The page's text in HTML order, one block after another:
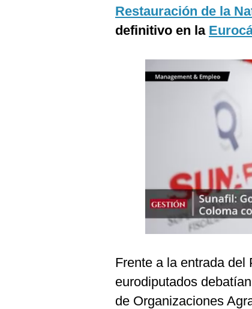
Restauración de la
definitivo en la
Frente a la entrada del
eurodiputados
de Organizaciones